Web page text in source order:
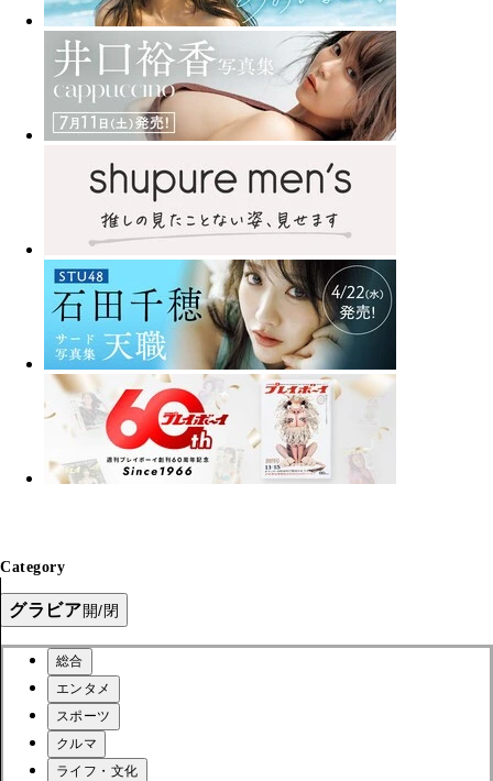
Category
グラビア開/閉
総合
エンタメ
スポーツ
クルマ
ライフ・文化